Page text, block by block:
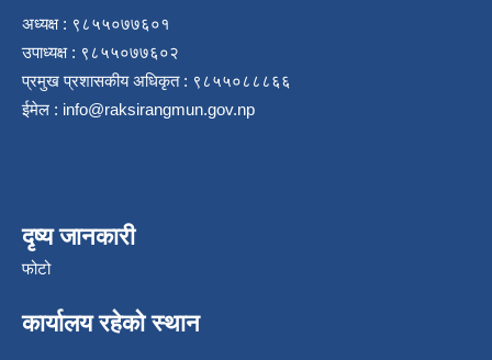
अध्यक्ष : ९८५५०७७६०१
उपाध्यक्ष : ९८५५०७७६०२
प्रमुख प्रशासकीय अधिकृत : ९८५५०८८८६६
ईमेल : info@raksirangmun.gov.np
दृष्य जानकारी
फोटो
कार्यालय रहेको स्थान